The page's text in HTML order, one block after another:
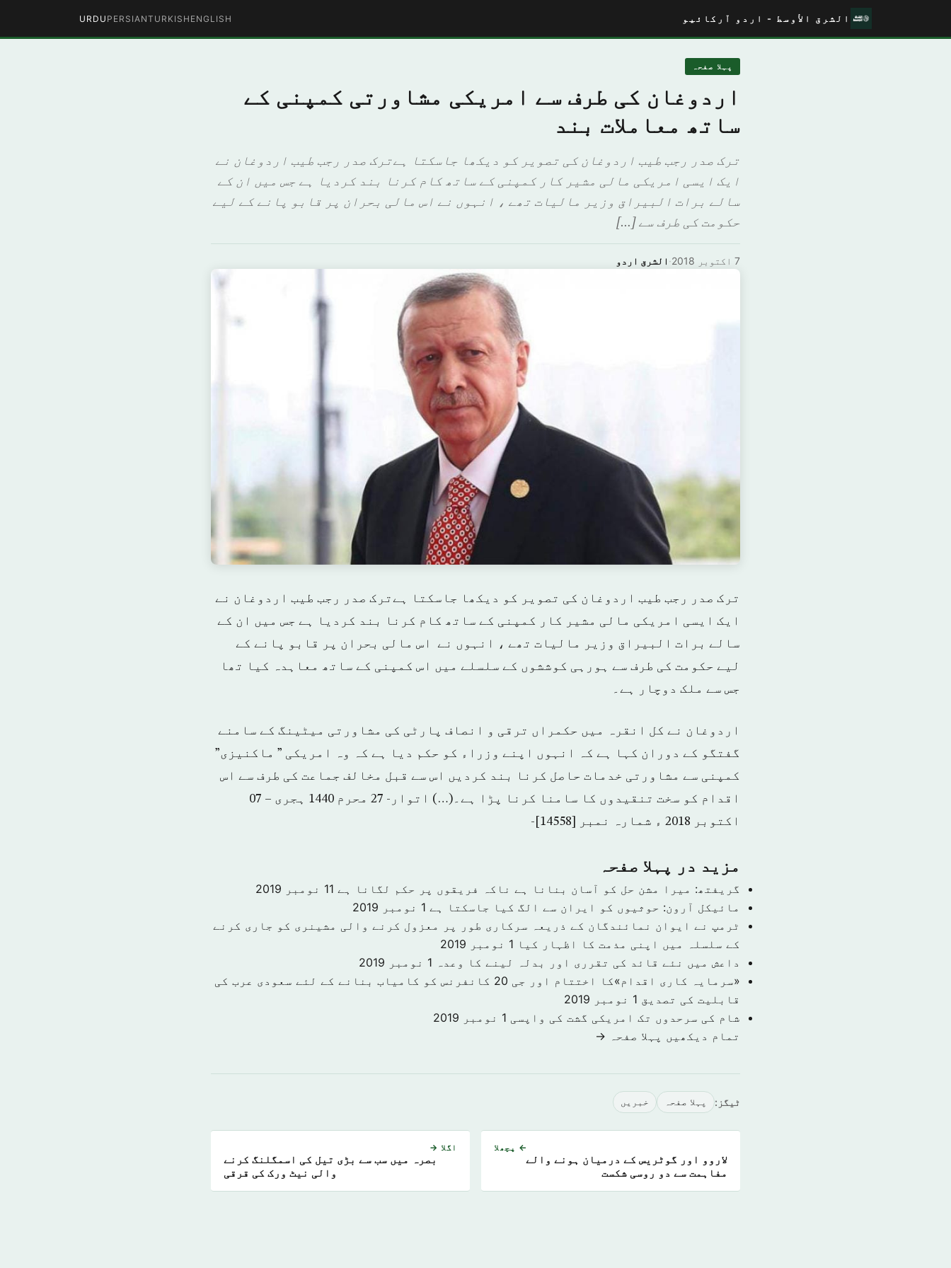
الشرق الأوسط - اردو آرکائیو ENGLISH
TURKISH
PERSIAN
URDU
پہلا صفحہ
اردوغان کی طرف سے امریکی مشاورتی کمپنی کے
ساتھ معاملات بند
ترک صدر رجب طیب اردوغان کی تصویر کو دیکھا جاسکتا ہےترک صدر رجب طیب اردوغان نے
ایک ایسی امریکی مالی مشیر کار کمپنی کے ساتھ کام کرنا بند کردیا ہے جس میں ان کے
سالے برات البیراق وزیر مالیات تھے ، انہوں نے اس مالی بحران پر قابو پانے کے لیے
حکومت کی طرف سے […]
الشرق اردو · 7 اکتوبر 2018
ترک صدر رجب طیب اردوغان کی تصویر کو دیکھا جاسکتا ہےترک صدر رجب طیب اردوغان نے
ایک ایسی امریکی مالی مشیر کار کمپنی کے ساتھ کام کرنا بند کردیا ہے جس میں ان کے
سالے برات البیراق وزیر مالیات تھے ، انہوں نے اس مالی بحران پر قابو پانے کے
لیے حکومت کی طرف سے ہورہی کوششوں کے سلسلے میں اس کمپنی کے ساتھ معاہدہ کیا تھا
جس سے ملک دوچار ہے۔
اردوغان نے کل انقرہ میں حکمراں ترقی و انصاف پارٹی کی مشاورتی میٹینگ کے سامنے
گفتگو کے دوران کہا ہے کہ انہوں اپنے وزراء کو حکم دیا ہے کہ وہ امریکی ” ماکنیزی”
کمپنی سے مشاورتی خدمات حاصل کرنا بند کردیں اس سے قبل مخالف جماعت کی طرف سے اس
اقدام کو سخت تنقیدوں کا سامنا کرنا پڑا ہے۔(…) اتوار- 27 محرم 1440 ہجری – 07
اکتوبر 2018 ء شمارہ نمبر [14558]-
مزید در پہلا صفحہ
گریفتھ: میرا مشن حل کو آسان بنانا ہے ناکہ فریقوں پر حکم لگانا ہے 11 نومبر 2019
مائیکل آرون: حوثیوں کو ایران سے الگ کیا جاسکتا ہے 1 نومبر 2019
ٹرمپ نے ایوان نمائندگان کے ذریعہ سرکاری طور پر معزول کرنے والی مشینری کو جاری کرنے
کے سلسلہ میں اپنی مذمت کا اظہار کیا 1 نومبر 2019
داعش میں نئے قائد کی تقرری اور بدلہ لینے کا وعدہ
1 نومبر 2019
«سرمایہ کاری اقدام»کا اختتام اور جی 20 کانفرنس کو کامیاب بنانے کے لئے سعودی عرب کی
قابلیت کی تصدیق 1 نومبر 2019
شام کی سرحدوں تک امریکی گشت کی واپسی 1 نومبر 2019
تمام دیکھیں پہلا صفحہ →
ٹیگز: پہلا صفحہ خبريں
← پچھلا
لاروو اور گوٹریس کے درمیان ہونے والے
مفاہمت سے دو روسی شکست
اگلا →
بصرہ میں سب سے بڑی تیل کی اسمگلنگ کرنے
والی نیٹ ورک کی قرقی